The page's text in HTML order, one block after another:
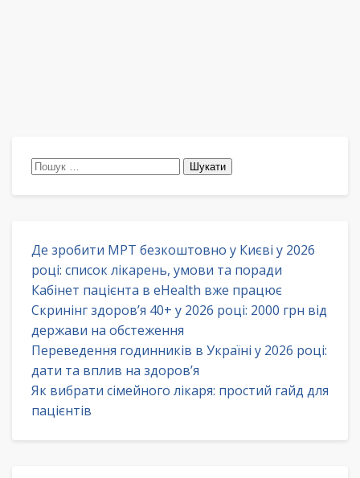
Пошук:
Де зробити МРТ безкоштовно у Києві у 2026
році: список лікарень, умови та поради
Кабінет пацієнта в eHealth вже працює
Скринінг здоров’я 40+ у 2026 році: 2000 грн від
держави на обстеження
Переведення годинників в Україні у 2026 році:
дати та вплив на здоров’я
Як вибрати сімейного лікаря: простий гайд для
пацієнтів